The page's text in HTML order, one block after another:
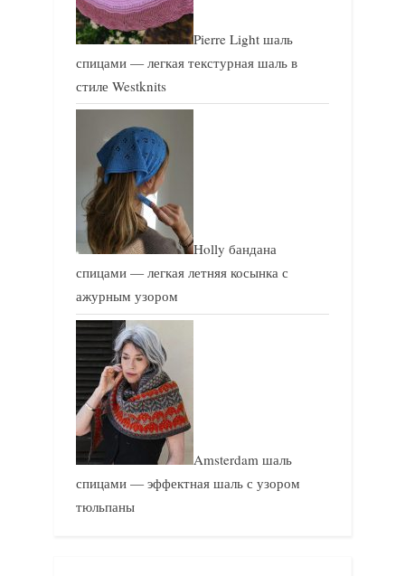
Pierre Light шаль
спицами — легкая текстурная шаль в
стиле Westknits
Holly бандана
спицами — легкая летняя косынка с
ажурным узором
Amsterdam шаль
спицами — эффектная шаль с узором
тюльпаны